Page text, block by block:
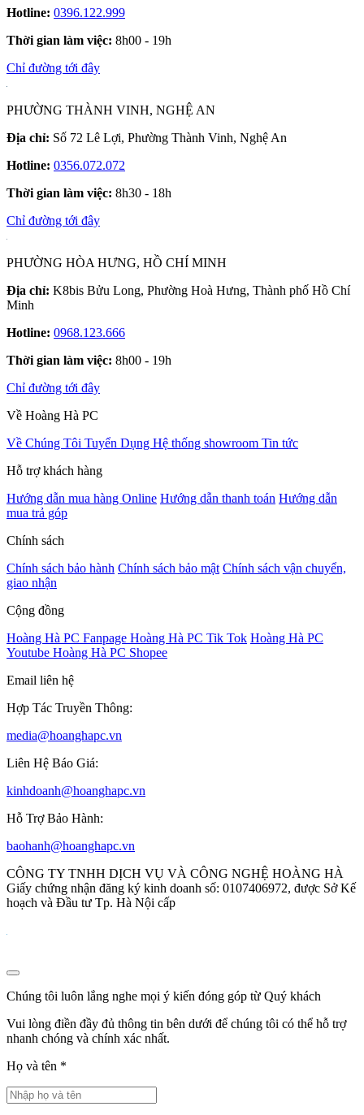
Hotline: 0396.122.999
Thời gian làm việc: 8h00 - 19h
Chỉ đường tới đây
PHƯỜNG THÀNH VINH, NGHỆ AN
Địa chỉ: Số 72 Lê Lợi, Phường Thành Vinh, Nghệ An
Hotline: 0356.072.072
Thời gian làm việc: 8h30 - 18h
Chỉ đường tới đây
PHƯỜNG HÒA HƯNG, HỒ CHÍ MINH
Địa chỉ: K8bis Bửu Long, Phường Hoà Hưng, Thành phố Hồ Chí
Minh
Hotline: 0968.123.666
Thời gian làm việc: 8h00 - 19h
Chỉ đường tới đây
Về Hoàng Hà PC
Về Chúng Tôi Tuyển Dụng Hệ thống showroom Tin tức
Hỗ trợ khách hàng
Hướng dẫn mua hàng Online Hướng dẫn thanh toán Hướng dẫn
mua trả góp
Chính sách
Chính sách bảo hành Chính sách bảo mật Chính sách vận chuyển,
giao nhận
Cộng đồng
Hoàng Hà PC Fanpage Hoàng Hà PC Tik Tok Hoàng Hà PC
Youtube Hoàng Hà PC Shopee
Email liên hệ
Hợp Tác Truyền Thông:
media@hoanghapc.vn
Liên Hệ Báo Giá:
kinhdoanh@hoanghapc.vn
Hỗ Trợ Bảo Hành:
baohanh@hoanghapc.vn
CÔNG TY TNHH DỊCH VỤ VÀ CÔNG NGHỆ HOÀNG HÀ
Giấy chứng nhận đăng ký kinh doanh số: 0107406972, được Sở Kế
hoạch và Đầu tư Tp. Hà Nội cấp
Chúng tôi luôn lắng nghe mọi ý kiến đóng góp từ Quý khách
Vui lòng điền đầy đủ thông tin bên dưới để chúng tôi có thể hỗ trợ
nhanh chóng và chính xác nhất.
Họ và tên *